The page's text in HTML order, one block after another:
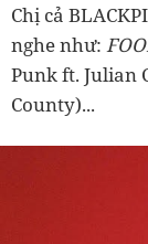
Chị cả
nghe như:
Punkft. Julian
County)...